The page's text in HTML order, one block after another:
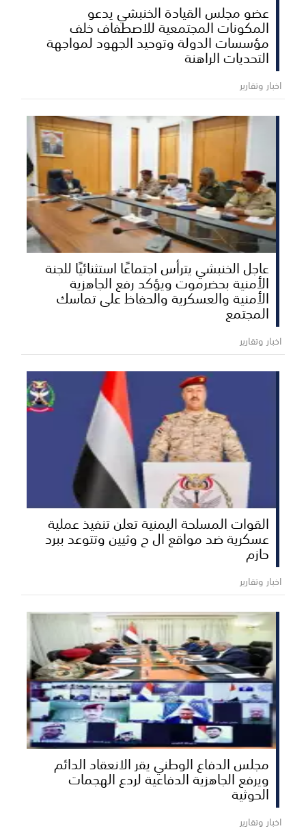
عضو مجلس القيادة الخنبشي يدعو
المكونات المجتمعية للاصطفاف خلف
مؤسسات الدولة وتوحيد الجهود لمواجهة
التحديات الراهنة
اخبار وتقارير
عاجل الخنبشي يترأس اجتماعًا استثنائيًا للجنة
الأمنية بحضرموت ويؤكد رفع الجاهزية
الأمنية والعسكرية والحفاظ على تماسك
المجتمع
اخبار وتقارير
القوات المسلحة اليمنية تعلن تنفيذ عملية
عسكرية ضد مواقع ال ح وثيين وتتوعد ببرد
حازم
اخبار وتقارير
مجلس الدفاع الوطني يقر الانعقاد الدائم
ويرفع الجاهزية الدفاعية لردع الهجمات
الحوثية
اخبار وتقارير